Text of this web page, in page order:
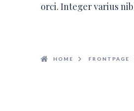
orci. Integer varius
HOME FRONTPAGE